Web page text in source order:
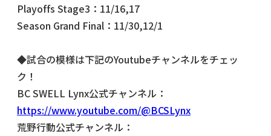
Playoffs Stage3：11/16,17
Season Grand Final：11/30,12/1
◆試合の模様は下記のYoutubeチャンネルをチェッ
ク！
BC SWELL Lynx公式チャンネル：
https://www.youtube.com/@BCSLynx
荒野行動公式チャンネル：